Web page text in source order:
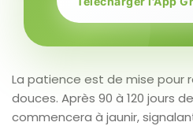
La patience est de mise pour
douces. Après 90 à 120 jours
commencera à jaunir,